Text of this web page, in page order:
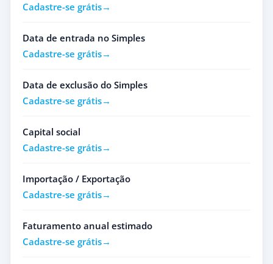
Cadastre-se grátis
Data de entrada no Simples
Cadastre-se grátis
Data de exclusão do Simples
Cadastre-se grátis
Capital social
Cadastre-se grátis
Importação / Exportação
Cadastre-se grátis
Faturamento anual estimado
Cadastre-se grátis